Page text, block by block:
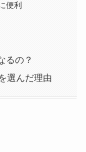
便利
るの？
選んだ理由